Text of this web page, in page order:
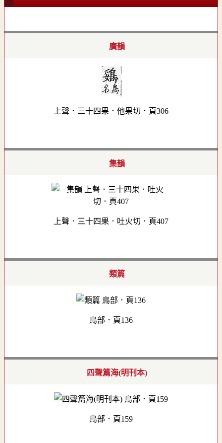
廣韻
上聲．三十四果．他果切．頁306
集韻
上聲．三十四果．吐火切．頁407
類篇
鳥部．頁136
四聲篇海(明刊本)
鳥部．頁159